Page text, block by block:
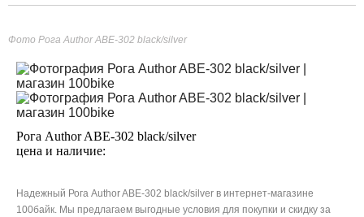
Фото Рога Author ABE-302 black/silver
Рога Author ABE-302 black/silver
цена и наличие:
Надежный Рога Author ABE-302 black/silver в интернет-магазине
100байк. Мы предлагаем выгодные условия для покупки и скидку за